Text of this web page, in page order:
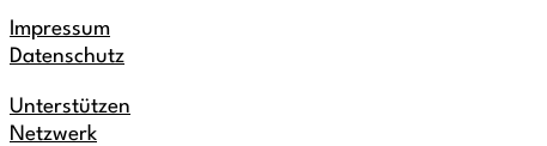
Impressum
Datenschutz
Unterstützen
Netzwerk